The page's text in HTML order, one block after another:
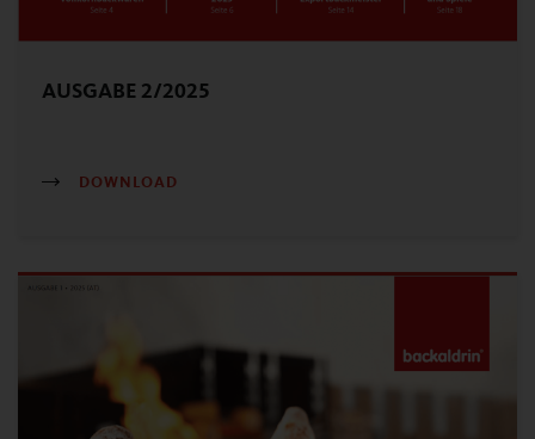
AUSGABE 2/2025
DOWNLOAD